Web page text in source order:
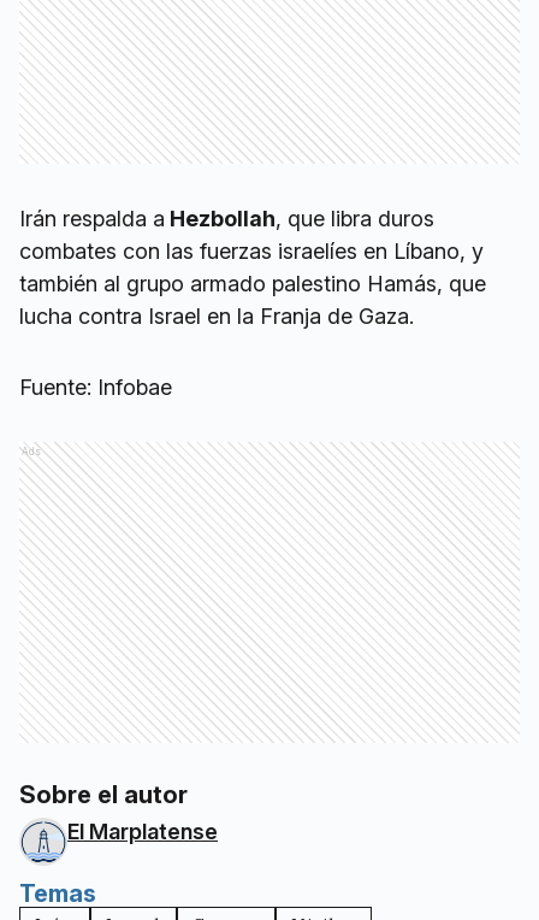
Irán respalda a Hezbollah, que libra duros
combates con las fuerzas israelíes en Líbano, y
también al grupo armado palestino Hamás, que
lucha contra Israel en la Franja de Gaza.
Fuente: Infobae
Ads
Sobre el autor
El Marplatense
Temas